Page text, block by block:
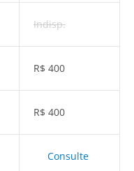
Indisp.
R$ 400
R$ 400
Consulte